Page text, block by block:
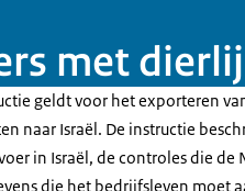
met
geldt voor het exporteren
naar Israël. De instructie
in Israël, de controles die de
die het bedrijfsleven moet